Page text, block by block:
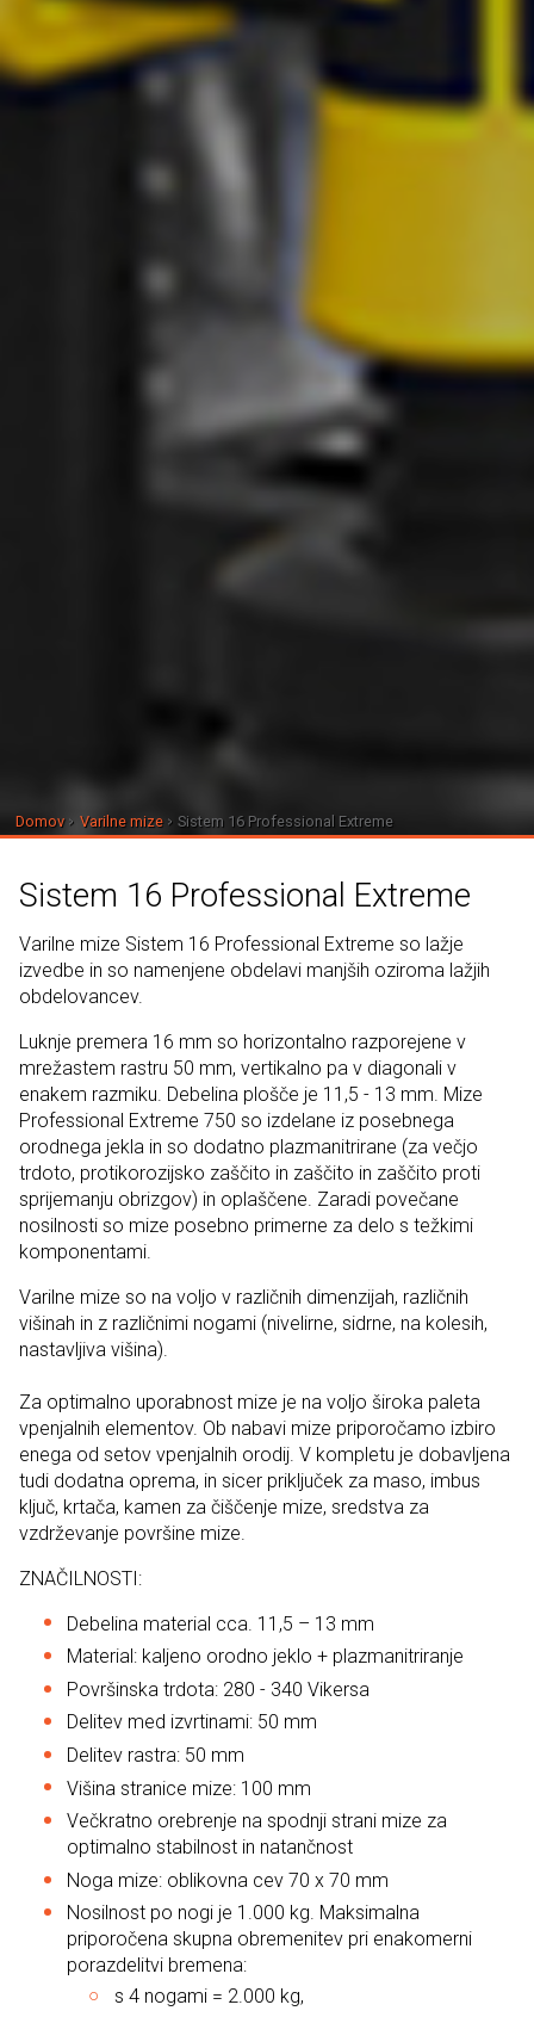
Domov Varilne mize Sistem 16 Professional Extreme
Sistem 16 Professional Extreme
Varilne mize Sistem 16 Professional Extreme so lažje
izvedbe in so namenjene obdelavi manjših oziroma lažjih
obdelovancev.
Luknje premera 16 mm so horizontalno razporejene v
mrežastem rastru 50 mm, vertikalno pa v diagonali v
enakem razmiku. Debelina plošče je 11,5 - 13 mm. Mize
Professional Extreme 750 so izdelane iz posebnega
orodnega jekla in so dodatno plazmanitrirane (za večjo
trdoto, protikorozijsko zaščito in zaščito in zaščito proti
sprijemanju obrizgov) in oplaščene. Zaradi povečane
nosilnosti so mize posebno primerne za delo s težkimi
komponentami.
Varilne mize so na voljo v različnih dimenzijah, različnih
višinah in z različnimi nogami (nivelirne, sidrne, na kolesih,
nastavljiva višina).
Za optimalno uporabnost mize je na voljo široka paleta
vpenjalnih elementov. Ob nabavi mize priporočamo izbiro
enega od setov vpenjalnih orodij. V kompletu je dobavljena
tudi dodatna oprema, in sicer priključek za maso, imbus
ključ, krtača, kamen za čiščenje mize, sredstva za
vzdrževanje površine mize.
ZNAČILNOSTI:
Debelina material cca. 11,5 – 13 mm
Material: kaljeno orodno jeklo + plazmanitriranje
Površinska trdota: 280 - 340 Vikersa
Delitev med izvrtinami: 50 mm
Delitev rastra: 50 mm
Višina stranice mize: 100 mm
Večkratno orebrenje na spodnji strani mize za
optimalno stabilnost in natančnost
Noga mize: oblikovna cev 70 x 70 mm
Nosilnost po nogi je 1.000 kg. Maksimalna
priporočena skupna obremenitev pri enakomerni
porazdelitvi bremena:
s 4 nogami = 2.000 kg,